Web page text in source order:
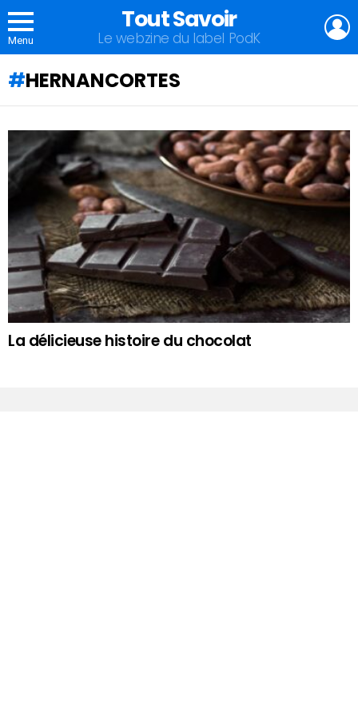
Menu
Tout Savoir
Le webzine du label PodK
HERNANCORTES
QU'ALLEZ-
VOUS
APPRENDRE
AUJOURD'HUI
La délicieuse histoire du chocolat